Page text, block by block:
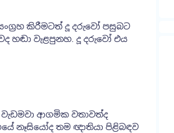
කිරීමටත් දූ දරුවෝ පසුබට
හඬා වැළපුනහ. දූ දරුවෝ එය
ආගමික වතාවත්ද
නෑසියෝද තම ඥාතියා පිළිබඳව